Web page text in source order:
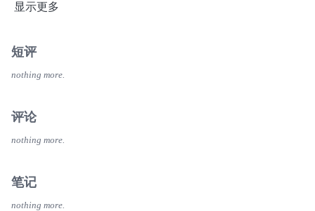
显示更多
短评
nothing more.
评论
nothing more.
笔记
nothing more.